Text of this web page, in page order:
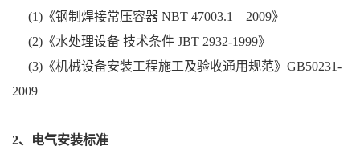
(1)《钢制焊接常压容器 NBT 47003.1—2009》
(2)《水处理设备 技术条件 JBT 2932-1999》
(3)《机械设备安装工程施工及验收通用规范》GB50231-
2009
2、电气安装标准